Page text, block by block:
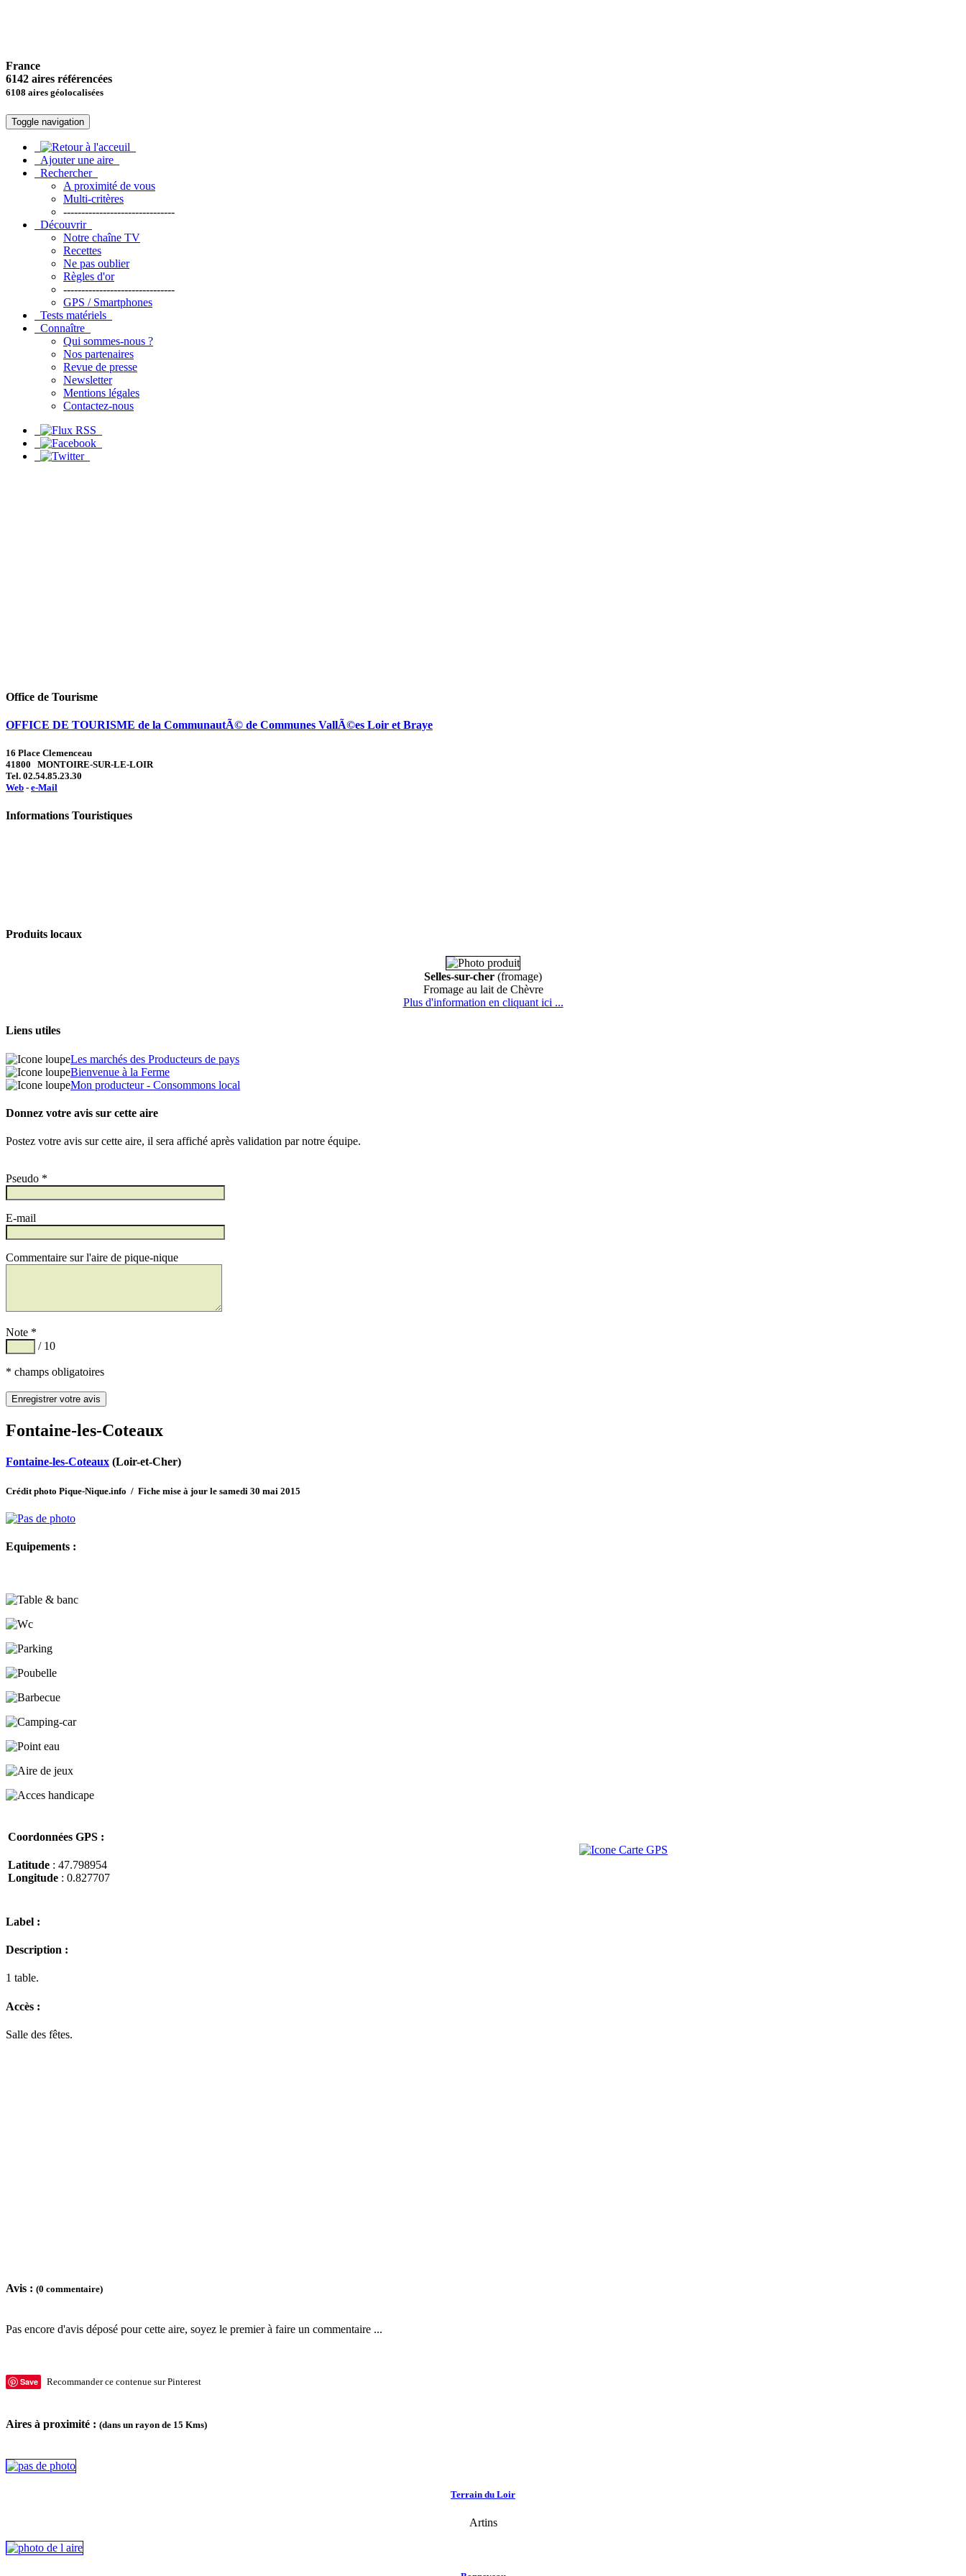
France
6142 aires référencées
6108 aires géolocalisées
Toggle navigation
Ajouter une aire
Rechercher
A proximité de vous
Multi-critères
-------------------------------
Découvrir
Notre chaîne TV
Recettes
Ne pas oublier
Règles d'or
-------------------------------
GPS / Smartphones
Tests matériels
Connaître
Qui sommes-nous ?
Nos partenaires
Revue de presse
Newsletter
Mentions légales
Contactez-nous
Office de Tourisme
OFFICE DE TOURISME de la CommunautÃ© de Communes VallÃ©es Loir et Braye
16 Place Clemenceau
41800 MONTOIRE-SUR-LE-LOIR
Tel. 02.54.85.23.30
Web - e-Mail
Informations Touristiques
Produits locaux
Selles-sur-cher (fromage)
Fromage au lait de Chèvre
Plus d'information en cliquant ici ...
Liens utiles
Les marchés des Producteurs de pays
Bienvenue à la Ferme
Mon producteur - Consommons local
Donnez votre avis sur cette aire
Postez votre avis sur cette aire, il sera affiché après validation par notre équipe.
Pseudo *
E-mail
Commentaire sur l'aire de pique-nique
Note *
/ 10
* champs obligatoires
Fontaine-les-Coteaux
Fontaine-les-Coteaux (Loir-et-Cher)
Crédit photo Pique-Nique.info / Fiche mise à jour le samedi 30 mai 2015
Equipements :
Coordonnées GPS :
Latitude : 47.798954
Longitude : 0.827707
Label :
Description :
1 table.
Accès :
Salle des fêtes.
Avis : (0 commentaire)
Pas encore d'avis déposé pour cette aire, soyez le premier à faire un commentaire ...
Save Recommander ce contenue sur Pinterest
Aires à proximité : (dans un rayon de 15 Kms)
Terrain du Loir
Artins